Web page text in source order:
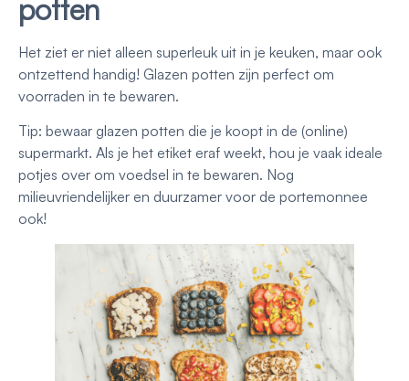
potten
Het ziet er niet alleen superleuk uit in je keuken, maar ook
ontzettend handig! Glazen potten zijn perfect om
voorraden in te bewaren.
Tip: bewaar glazen potten die je koopt in de (online)
supermarkt. Als je het etiket eraf weekt, hou je vaak ideale
potjes over om voedsel in te bewaren. Nog
milieuvriendelijker en duurzamer voor de portemonnee
ook!